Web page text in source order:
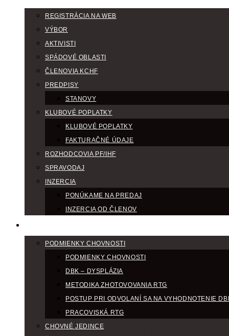
REGISTRÁCIA NA WEB
VÝBOR
AKTIVISTI
SPÁDOVÉ OBLASTI
ČLENOVIA KCHF
PREDPISY
STANOVY
KLUBOVÉ POPLATKY
KLUBOVÉ POPLATKY
FAKTURAČNÉ ÚDAJE
ROZHODCOVIA PF/IHF
SPRAVODAJ
INZERCIA
PONÚKAME NA PREDAJ
INZERCIA OD ČLENOV
PODMIENKY CHOVNOSTI
PODMIENKY CHOVNOSTI
DBK – DYSPLÁZIA
METODIKA ZHOTOVOVANIA RTG
POSTUP PRI ODVOLANÍ SA NA VYHODNOTENIE
PRACOVISKÁ RTG
CHOVNÉ JEDINCE